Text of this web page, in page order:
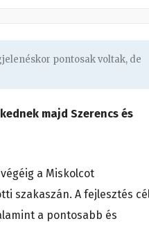
pontosak voltak, de
majd Szerencs és
a Miskolcot
szakaszán. A fejlesztés
a pontosabb és